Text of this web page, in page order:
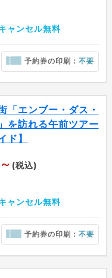
ャンセル無料
予約券の印刷：不要
「エンブー・ダス・
を訪れる午前ツアー
ド】
(税込)
ャンセル無料
予約券の印刷：不要